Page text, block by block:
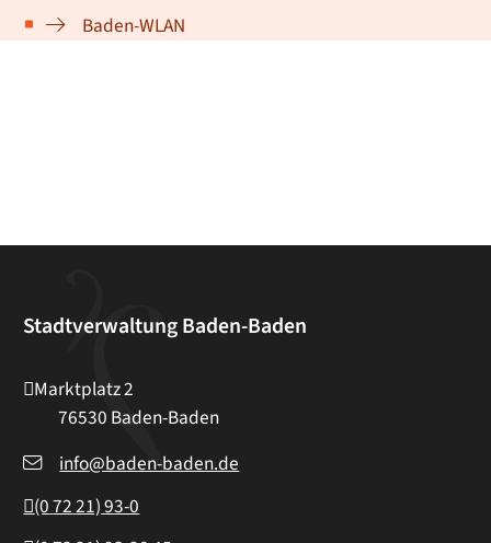
Baden-WLAN
Stadtverwaltung Baden-Baden
Marktplatz 2
76530 Baden-Baden
info@baden-baden.de
(07221) 93-0